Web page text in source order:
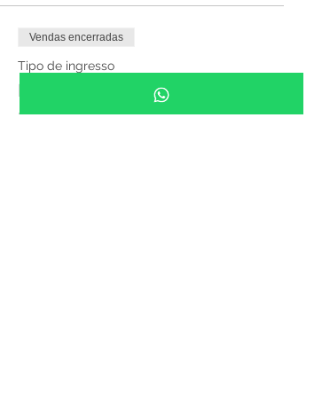
Vendas encerradas
Tipo de ingresso
ENTRADA GRATUITA das 9h
às 17h